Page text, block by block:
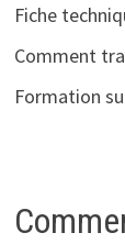
Fiche
Comment
Formation